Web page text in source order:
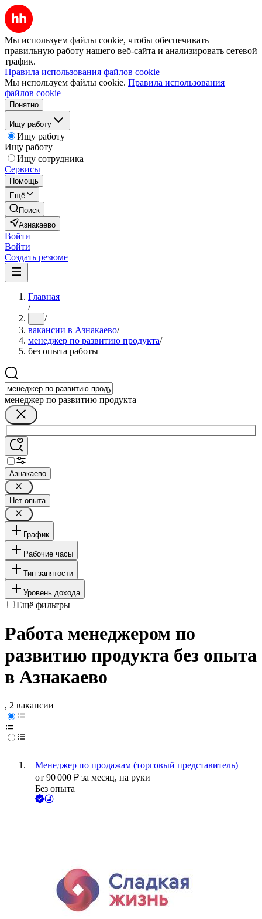
Мы используем файлы cookie, чтобы обеспечивать
правильную работу нашего веб-сайта и анализировать сетевой
трафик.
Правила использования файлов cookie
Мы используем файлы cookie. Правила использования
файлов cookie
Понятно
Ищу работу
Ищу работу
Ищу работу
Ищу сотрудника
Сервисы
Помощь
Ещё
Поиск
Азнакаево
Войти
Войти
Создать резюме
Главная
/
... /
вакансии в Азнакаево/
менеджер по развитию продукта/
без опыта работы
менеджер по развитию продукта
Азнакаево
Нет опыта
График
Рабочие часы
Тип занятости
Уровень дохода
Ещё фильтры
Работа менеджером по
развитию продукта без опыта
в Азнакаево
, 2 вакансии
Менеджер по продажам (торговый представитель)
от 90 000 ₽ за месяц, на руки
Без опыта